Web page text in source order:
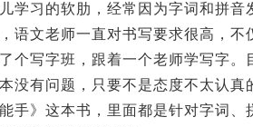
学习的软肋，经常因为字词和拼
语文老师一直对书写要求很高，
个写字班，跟着一个老师学写字
没有问题，只要不是态度不太认
手》这本书，里面都是针对字词、